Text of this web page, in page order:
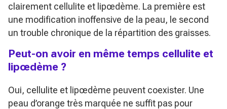
clairement cellulite et lipœdème. La première est
une modification inoffensive de la peau, le second
un trouble chronique de la répartition des graisses.
Peut-on avoir en même temps cellulite et
lipœdème ?
Oui, cellulite et lipœdème peuvent coexister. Une
peau d’orange très marquée ne suffit pas pour